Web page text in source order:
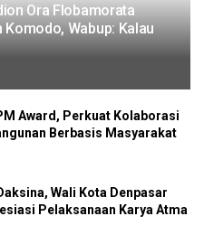
Ora Flobamorata
Wabup: Kalau
Award, Perkuat Kolaborasi
Berbasis Masyarakat
Wali Kota Denpasar
Pelaksanaan Karya Atma